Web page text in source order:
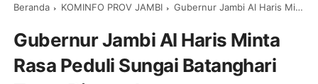
Beranda KOMINFO PROV JAMBI Gubernur Jambi Al Haris Minta Rasa Peduli Sungai Batanghari Terus Disuarakan
Gubernur Jambi Al Haris Minta
Rasa Peduli Sungai Batanghari